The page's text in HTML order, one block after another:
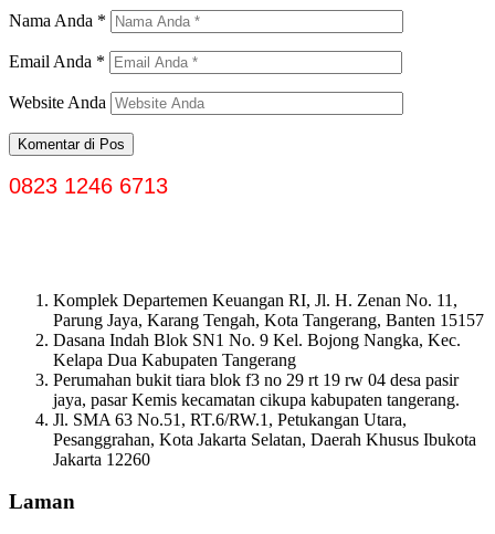
Nama Anda *
Email Anda *
Website Anda
0823 1246 6713
Komplek Departemen Keuangan RI, Jl. H. Zenan No. 11,
Parung Jaya, Karang Tengah, Kota Tangerang, Banten 15157
Dasana Indah Blok SN1 No. 9 Kel. Bojong Nangka, Kec.
Kelapa Dua Kabupaten Tangerang
Perumahan bukit tiara blok f3 no 29 rt 19 rw 04 desa pasir
jaya, pasar Kemis kecamatan cikupa kabupaten tangerang.
Jl. SMA 63 No.51, RT.6/RW.1, Petukangan Utara,
Pesanggrahan, Kota Jakarta Selatan, Daerah Khusus Ibukota
Jakarta 12260
Laman